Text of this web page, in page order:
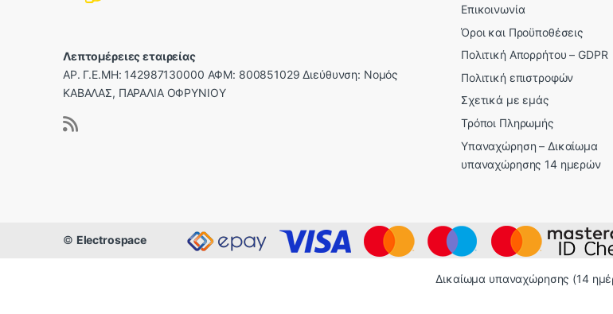
Λεπτομέρειες εταιρείας
ΑΡ. Γ.Ε.ΜΗ: 142987130000 ΑΦΜ: 800851029 Διεύθυνση: Νομός
ΚΑΒΑΛΑΣ, ΠΑΡΑΛΙΑ ΟΦΡΥΝΙΟΥ
Επικοινωνία
Όροι και Προϋποθέσεις
Πολιτική Απορρήτου – GDPR
Πολιτική επιστροφών
Σχετικά με εμάς
Τρόποι Πληρωμής
Υπαναχώρηση – Δικαίωμα
υπαναχώρησης 14 ημερών
© Electrospace
Δικαίωμα υπαναχώρησης (14